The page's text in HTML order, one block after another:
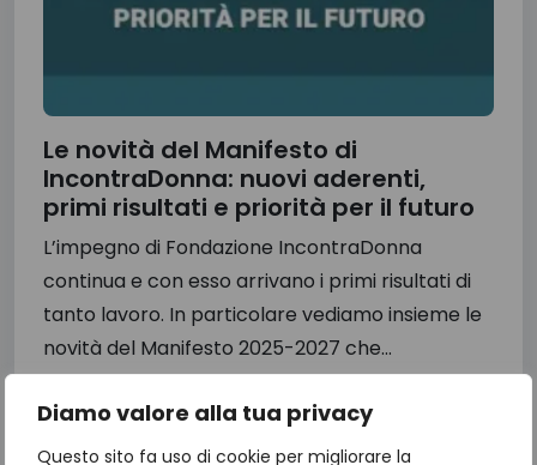
Diamo valore alla tua privacy
Questo sito fa uso di cookie per migliorare la
Le novità del Manifesto di
IncontraDonna: nuovi aderenti,
primi risultati e priorità per il futuro
L’impegno di Fondazione IncontraDonna
continua e con esso arrivano i primi risultati di
tanto lavoro. In particolare vediamo insieme le
novità del Manifesto 2025-2027 che...
16 Luglio 2026